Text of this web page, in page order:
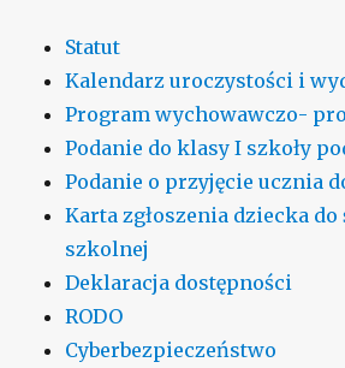
Statut
Kalendarz uroczystości i
Program wychowawczo-
Podanie do klasy I szkoły
Podanie o przyjęcie ucznia
Karta zgłoszenia dziecka
szkolnej
Deklaracja dostępności
RODO
Cyberbezpieczeństwo